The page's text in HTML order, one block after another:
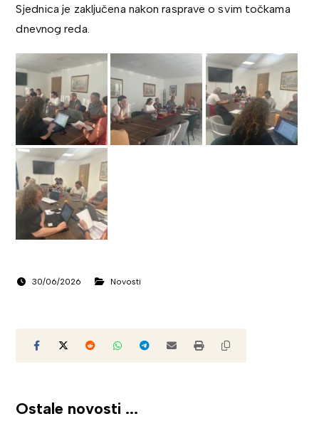
Sjednica je zaključena nakon rasprave o svim točkama
dnevnog reda.
30/06/2026 Novosti
Ostale novosti ...